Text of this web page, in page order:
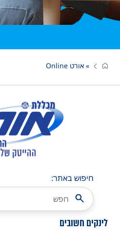
» אורט Online
חיפוש באתר:
לינקים חשובים